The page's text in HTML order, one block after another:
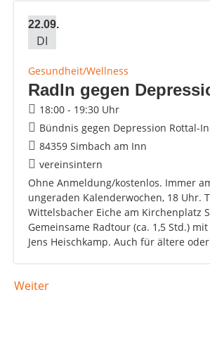
22.09.
DI
Gesundheit/Wellness
Radln gegen
18:00 - 19:30 Uhr
Bündnis gegen Depression Rottal-
84359 Simbach am Inn
vereinsintern
Ohne Anmeldung/kostenlos. Immer
ungeraden Kalenderwochen, 18 Uhr.
Wittelsbacher Eiche am Kirchenplatz
Gemeinsame Radtour (ca. 1,5 Std.)
Jens Heischkamp. Auch für ältere
Weiter